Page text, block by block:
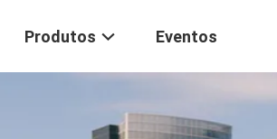
Produtos Eventos